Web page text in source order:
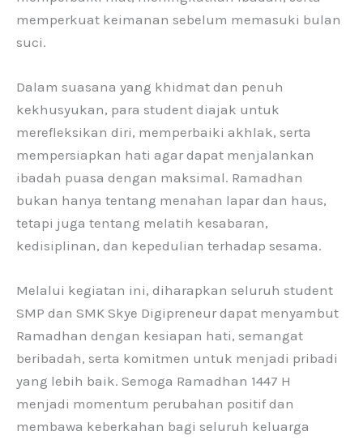
memperkuat keimanan sebelum memasuki bulan
suci.
Dalam suasana yang khidmat dan penuh
kekhusyukan, para student diajak untuk
merefleksikan diri, memperbaiki akhlak, serta
mempersiapkan hati agar dapat menjalankan
ibadah puasa dengan maksimal. Ramadhan
bukan hanya tentang menahan lapar dan haus,
tetapi juga tentang melatih kesabaran,
kedisiplinan, dan kepedulian terhadap sesama.
Melalui kegiatan ini, diharapkan seluruh student
SMP dan SMK Skye Digipreneur dapat menyambut
Ramadhan dengan kesiapan hati, semangat
beribadah, serta komitmen untuk menjadi pribadi
yang lebih baik. Semoga Ramadhan 1447 H
menjadi momentum perubahan positif dan
membawa keberkahan bagi seluruh keluarga